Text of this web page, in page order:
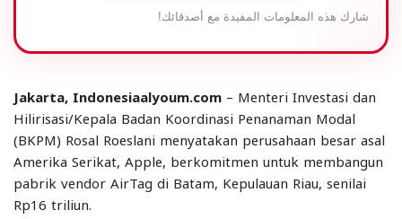
شارك هذه المعلومات المفيدة مع أصدقائك!
Jakarta, Indonesiaalyoum.com – Menteri Investasi dan
Hilirisasi/Kepala Badan Koordinasi Penanaman Modal
(BKPM) Rosal Roeslani menyatakan perusahaan besar asal
Amerika Serikat, Apple, berkomitmen untuk membangun
pabrik vendor AirTag di Batam, Kepulauan Riau, senilai
Rp16 triliun.